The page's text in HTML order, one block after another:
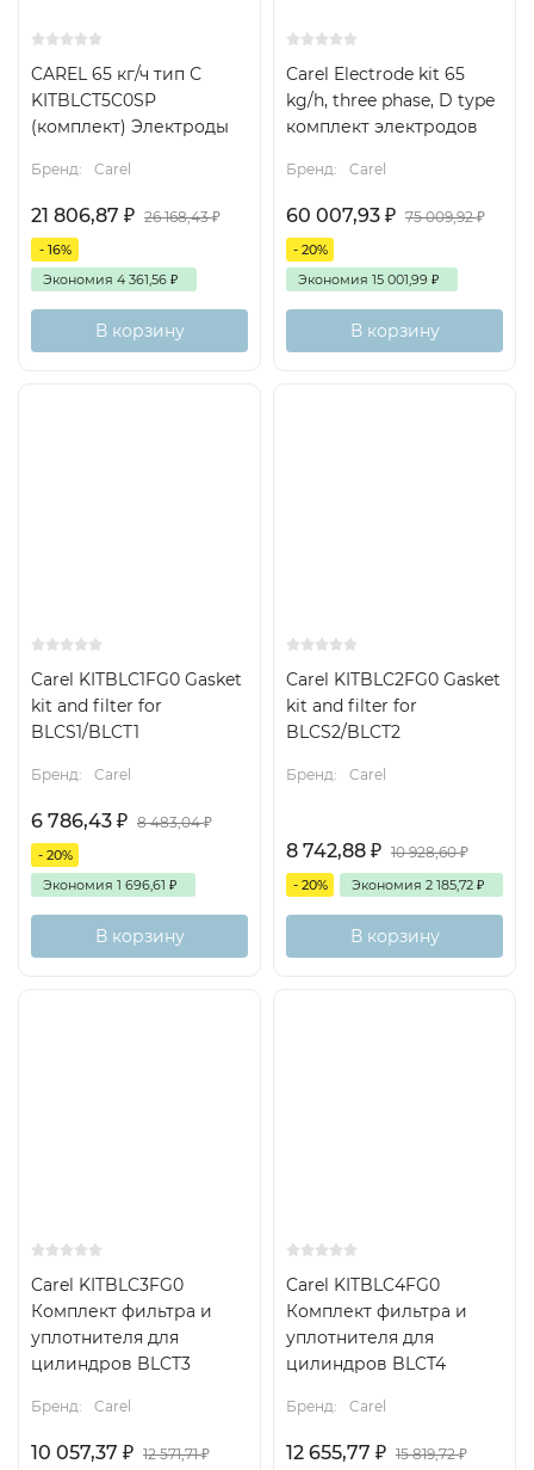
CAREL 65 кг/ч тип С
KITBLCT5C0SP
(комплект) Электроды
Бренд: Carel
21 806,87 ₽ 26 168,43₽
- 16%
Экономия 4 361,56 ₽
В корзину
Carel Electrode kit 65
kg/h, three phase, D type
комплект электродов
Бренд: Carel
60 007,93 ₽ 75 009,92₽
- 20%
Экономия 15 001,99 ₽
В корзину
Carel KITBLC1FG0 Gasket
kit and filter for
BLCS1/BLCT1
Бренд: Carel
6 786,43 ₽ 8 483,04₽
- 20%
Экономия 1 696,61 ₽
В корзину
Carel KITBLC2FG0 Gasket
kit and filter for
BLCS2/BLCT2
Бренд: Carel
8 742,88 ₽ 10 928,60₽
- 20% Экономия 2 185,72 ₽
В корзину
Carel KITBLC3FG0
Комплект фильтра и
уплотнителя для
цилиндров BLCT3
Бренд: Carel
10 057,37 ₽ 12 571,71₽
Carel KITBLC4FG0
Комплект фильтра и
уплотнителя для
цилиндров BLCT4
Бренд: Carel
12 655,77 ₽ 15 819,72₽